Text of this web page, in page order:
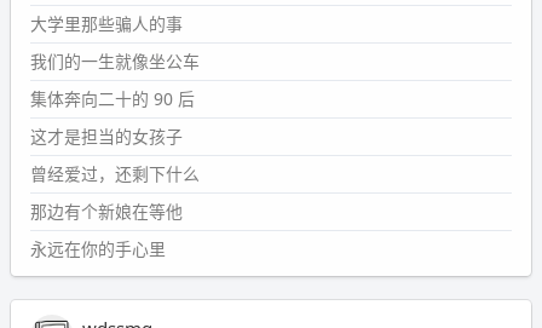
大学里那些骗人的事
我们的一生就像坐公车
集体奔向二十的 90 后
这才是担当的女孩子
曾经爱过，还剩下什么
那边有个新娘在等他
永远在你的手心里